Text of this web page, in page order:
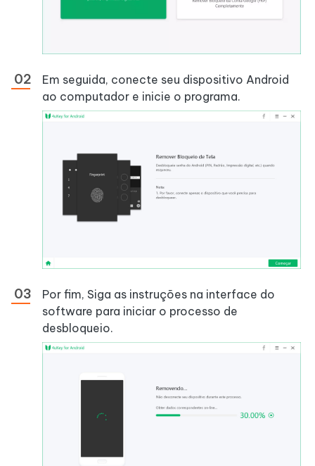
Em seguida, conecte seu dispositivo Android
ao computador e inicie o programa.
Por fim, Siga as instruções na interface do
software para iniciar o processo de
desbloqueio.